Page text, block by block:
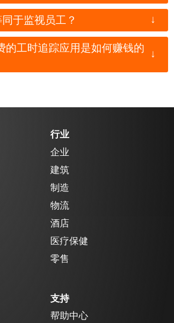
于监视员工？ ↓
的工时追踪应用是如何赚钱的 ↓
行业
企业
建筑
制造
物流
酒店
医疗保健
零售
支持
帮助中心